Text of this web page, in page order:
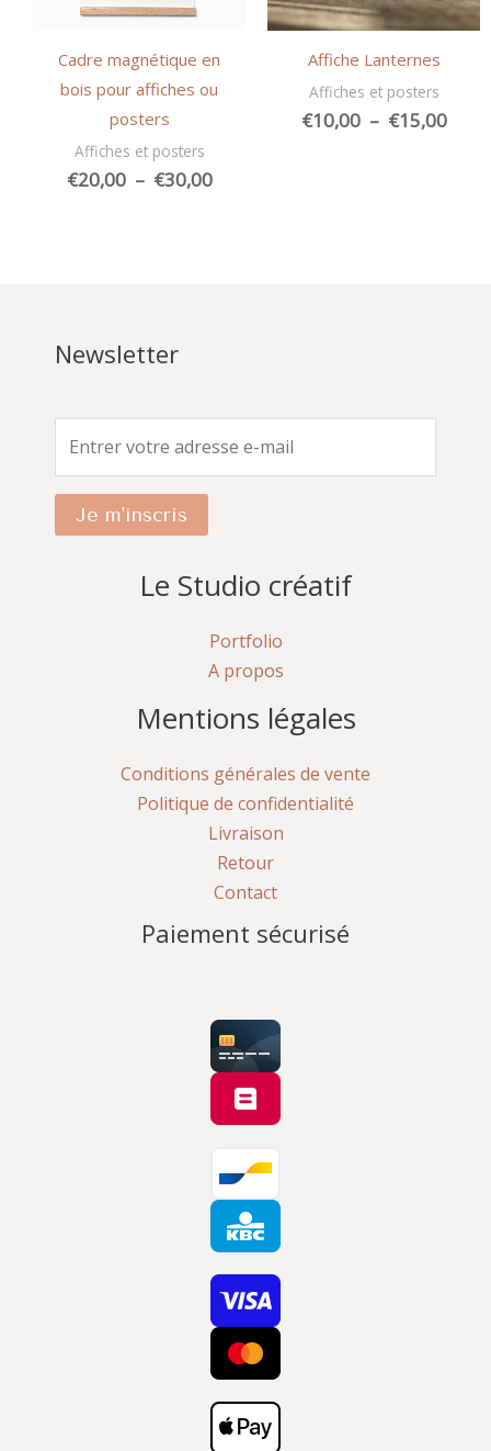
Cadre magnétique en
bois pour affiches ou
posters
Affiches et posters
€20,00 – €30,00Plage
Affiche Lanternes
Affiches et posters
€10,00 – €15,00
Newsletter
Je m'inscris
Le Studio créatif
Portfolio
A propos
Mentions légales
Conditions générales de vente
Politique de confidentialité
Livraison
Retour
Contact
Paiement sécurisé